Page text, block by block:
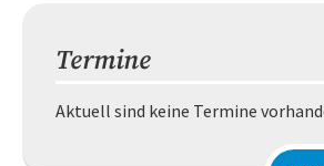
Termine
Aktuell sind keine Termine